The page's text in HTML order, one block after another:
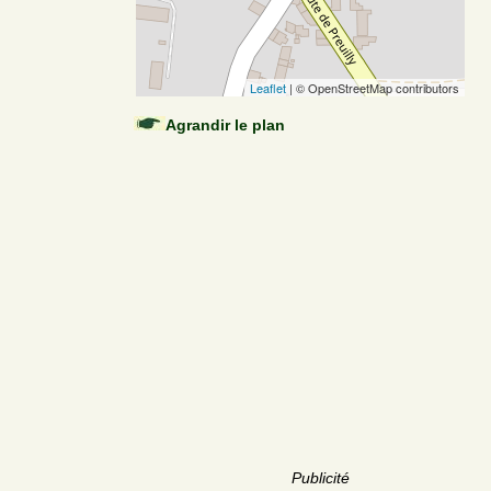
Leaflet | © OpenStreetMap contributors
Agrandir le plan
Publicité